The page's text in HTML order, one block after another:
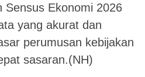
Sensus Ekonomi 2026
yang akurat dan
perumusan kebijakan
sasaran.(NH)